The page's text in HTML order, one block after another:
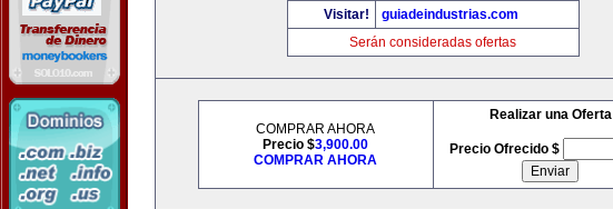
Visitar!
guiadeindustrias.com
Serán consideradas ofertas
COMPRAR AHORA
Precio $3,900.00
COMPRAR AHORA
Realizar una Oferta
Precio Ofrecido $